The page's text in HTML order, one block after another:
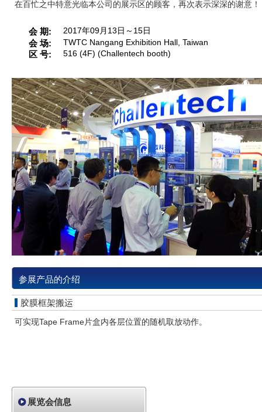
在百忙之中特意光临本公司的展示区的顾客，再次表示深深的谢意！
会 期 2017年09月13日～15日
会 场 TWTC Nangang Exhibition Hall, Taiwan
区 号 516 (4F) (Challentech booth)
参展产品的介绍
胶膜框架搬运
可实现Tape Frame片盒内各层位置的随机取放动作。
展览会信息